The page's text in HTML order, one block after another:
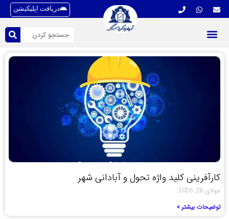
دریافت اپلیکیشن
کارآفرینی کلید واژه تحول و آبادانی شهر
جولای 28, 2026
توضیحات بیشتر »